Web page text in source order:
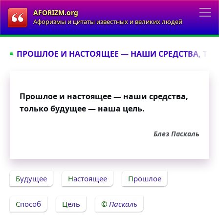
AFORIZM.org
Афоризмы и цитаты известных и великих людей
ПРОШЛОЕ И НАСТОЯЩЕЕ — НАШИ СРЕДСТВА,
Прошлое и настоящее — наши средства,
только будущее — наша цель.
Блез Паскаль
Будущее Настоящее Прошлое
Способ Цель Паскаль